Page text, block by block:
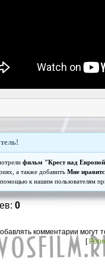
фильм "Крест над
а также добавить Мне
помощью к нашим пользователям
0
комментарии могут
[